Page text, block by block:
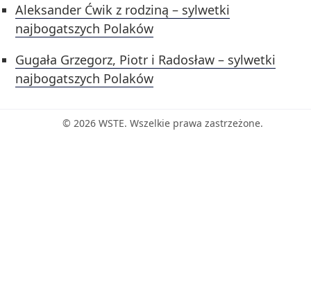
Aleksander Ćwik z rodziną – sylwetki
najbogatszych Polaków
Gugała Grzegorz, Piotr i Radosław – sylwetki
najbogatszych Polaków
© 2026 WSTE. Wszelkie prawa zastrzeżone.